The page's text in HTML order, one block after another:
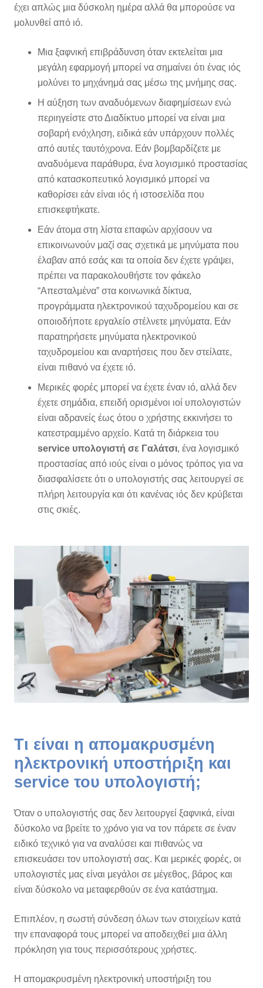
έχει απλώς μια δύσκολη ημέρα αλλά θα μπορούσε να
μολυνθεί από ιό.
Μια ξαφνική επιβράδυνση όταν εκτελείται μια
μεγάλη εφαρμογή μπορεί να σημαίνει ότι ένας ιός
μολύνει το μηχάνημά σας μέσω της μνήμης σας.
Η αύξηση των αναδυόμενων διαφημίσεων ενώ
περιηγείστε στο Διαδίκτυο μπορεί να είναι μια
σοβαρή ενόχληση, ειδικά εάν υπάρχουν πολλές
από αυτές ταυτόχρονα. Εάν βομβαρδίζετε με
αναδυόμενα παράθυρα, ένα λογισμικό προστασίας
από κατασκοπευτικό λογισμικό μπορεί να
καθορίσει εάν είναι ιός ή ιστοσελίδα που
επισκεφτήκατε.
Εάν άτομα στη λίστα επαφών αρχίσουν να
επικοινωνούν μαζί σας σχετικά με μηνύματα που
έλαβαν από εσάς και τα οποία δεν έχετε γράψει,
πρέπει να παρακολουθήστε τον φάκελο
“Απεσταλμένα” στα κοινωνικά δίκτυα,
προγράμματα ηλεκτρονικού ταχυδρομείου και σε
οποιοδήποτε εργαλείο στέλνετε μηνύματα. Εάν
παρατηρήσετε μηνύματα ηλεκτρονικού
ταχυδρομείου και αναρτήσεις που δεν στείλατε,
είναι πιθανό να έχετε ιό.
Μερικές φορές μπορεί να έχετε έναν ιό, αλλά δεν
έχετε σημάδια, επειδή ορισμένοι ιοί υπολογιστών
είναι αδρανείς έως ότου ο χρήστης εκκινήσει το
κατεστραμμένο αρχείο. Κατά τη διάρκεια του
service υπολογιστή σε Γαλάτσι, ένα λογισμικό
προστασίας από ιούς είναι ο μόνος τρόπος για να
διασφαλίσετε ότι ο υπολογιστής σας λειτουργεί σε
πλήρη λειτουργία και ότι κανένας ιός δεν κρύβεται
στις σκιές.
Τι είναι η απομακρυσμένη
ηλεκτρονική υποστήριξη και
service του υπολογιστή;
Όταν ο υπολογιστής σας δεν λειτουργεί ξαφνικά, είναι
δύσκολο να βρείτε το χρόνο για να τον πάρετε σε έναν
ειδικό τεχνικό για να αναλύσει και πιθανώς να
επισκευάσει τον υπολογιστή σας. Και μερικές φορές, οι
υπολογιστές μας είναι μεγάλοι σε μέγεθος, βάρος και
είναι δύσκολο να μεταφερθούν σε ένα κατάστημα.
Επιπλέον, η σωστή σύνδεση όλων των στοιχείων κατά
την επαναφορά τους μπορεί να αποδειχθεί μια άλλη
πρόκληση για τους περισσότερους χρήστες.
Η απομακρυσμένη ηλεκτρονική υποστήριξη του